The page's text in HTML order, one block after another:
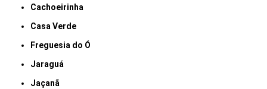
Cachoeirinha
Casa Verde
Freguesia do Ó
Jaraguá
Jaçanã